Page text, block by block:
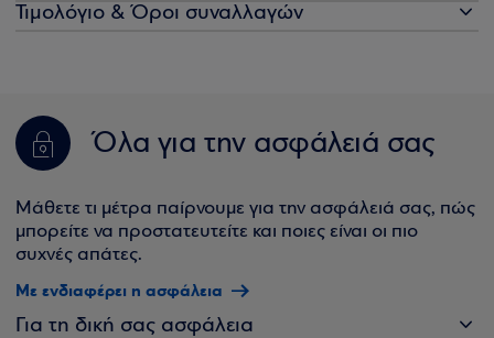
Τιμολόγιο & Όροι συναλλαγών
Όλα για την ασφάλειά σας
Μάθετε τι μέτρα παίρνουμε για την ασφάλειά σας, πώς
μπορείτε να προστατευτείτε και ποιες είναι οι πιο
συχνές απάτες.
Με ενδιαφέρει η ασφάλεια
Για τη δική σας ασφάλεια